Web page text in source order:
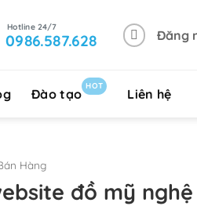
0986.587.628 Đăng
Đào tạo
HOT
Liên hệ
Hàng
đồ mỹ